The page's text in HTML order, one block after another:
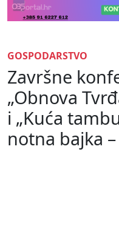
GOSPODARSTVO
Završne
„Obnova
i „Kuća
notna bajka